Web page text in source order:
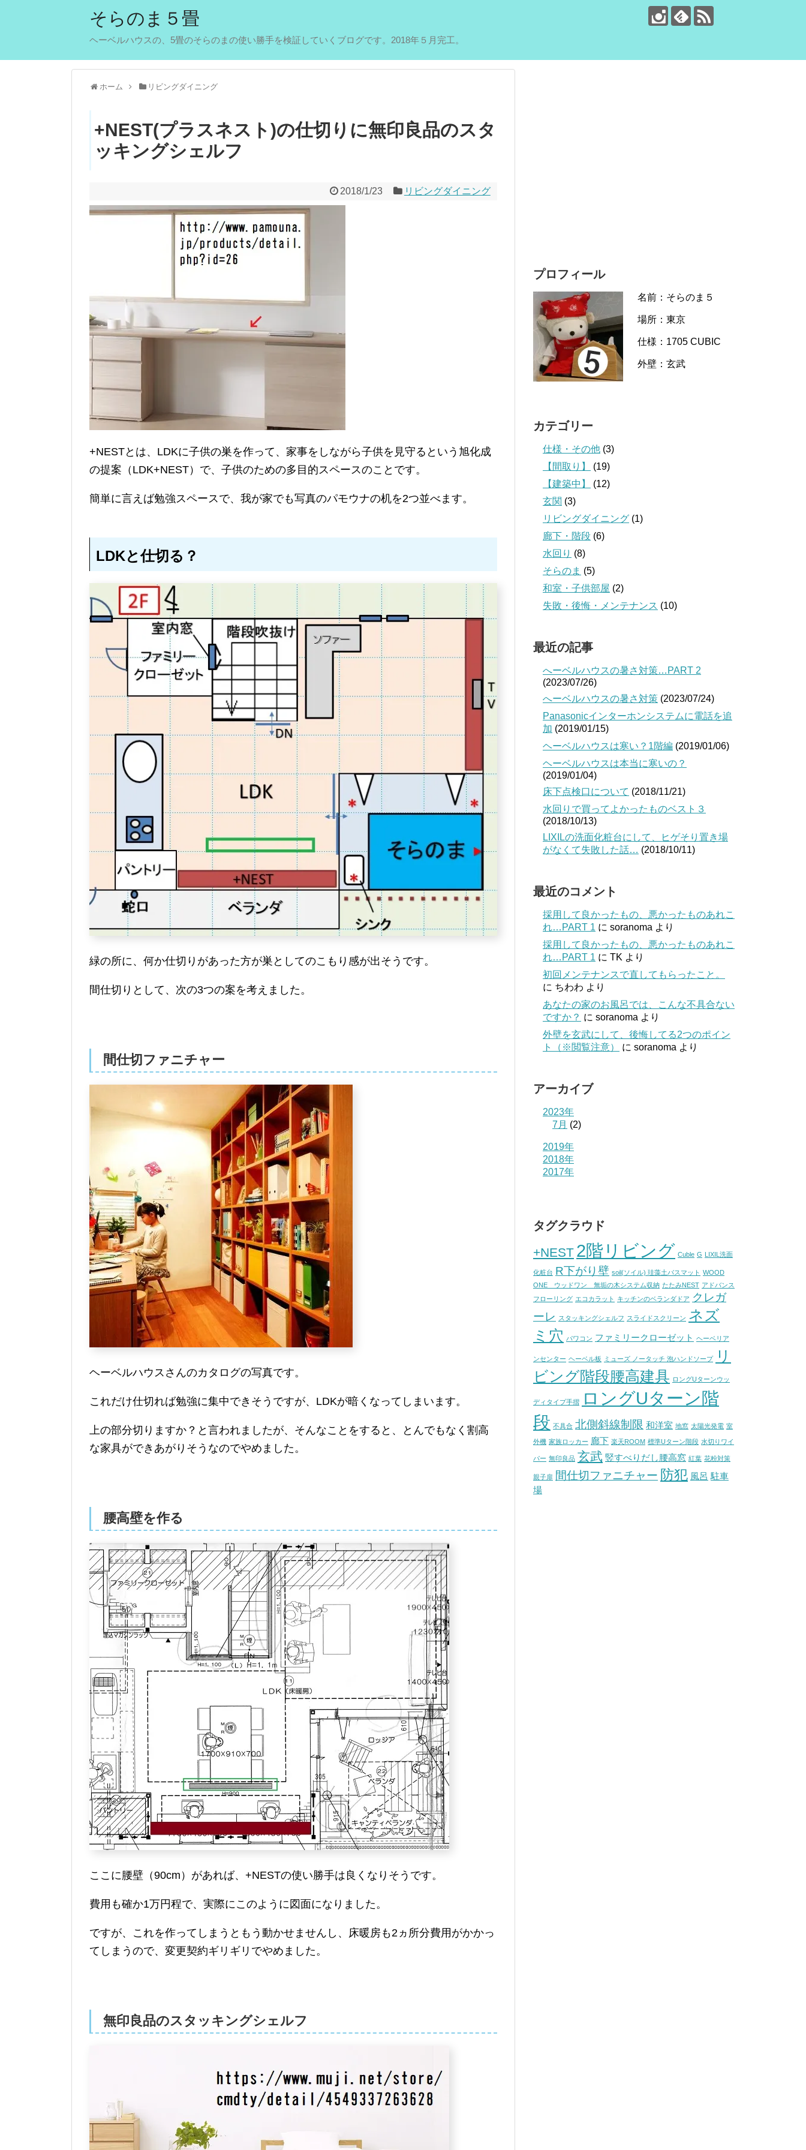
そらのま５畳
ヘーベルハウスの、5畳のそらのまの使い勝手を検証していくブログです。2018年５月完工。
ホーム リビングダイニング
+NEST(プラスネスト)の仕切りに無印良品のスタ
ッキングシェルフ
2018/1/23 リビングダイニング
+NESTとは、LDKに子供の巣を作って、家事をしながら子供を見守るという旭化成
の提案（LDK+NEST）で、子供のための多目的スペースのことです。
簡単に言えば勉強スペースで、我が家でも写真のパモウナの机を2つ並べます。
LDKと仕切る？
緑の所に、何か仕切りがあった方が巣としてのこもり感が出そうです。
間仕切りとして、次の3つの案を考えました。
間仕切ファニチャー
ヘーベルハウスさんのカタログの写真です。
これだけ仕切れば勉強に集中できそうですが、LDKが暗くなってしまいます。
上の部分切りますか？と言われましたが、そんなことをすると、とんでもなく割高
な家具ができあがりそうなのでやめました。
腰高壁を作る
ここに腰壁（90cm）があれば、+NESTの使い勝手は良くなりそうです。
費用も確か1万円程で、実際にこのように図面になりました。
ですが、これを作ってしまうともう動かせませんし、床暖房も2ヵ所分費用がかかっ
てしまうので、変更契約ギリギリでやめました。
無印良品のスタッキングシェルフ
プロフィール
名前：そらのま５
場所：東京
仕様：1705 CUBIC
外壁：玄武
カテゴリー
仕様・その他 (3)
【間取り】
(19)
【建築中】
(12)
玄関 (3)
リビングダイニング (1)
廊下・階段 (6)
水回り (8)
そらのま (5)
和室・子供部屋 (2)
失敗・後悔・メンテナンス (10)
最近の記事
へーベルハウスの暑さ対策…PART 2
(2023/07/26)
へーベルハウスの暑さ対策 (2023/07/24)
Panasonicインターホンシステムに電話を追
加 (2019/01/15)
ヘーベルハウスは寒い？1階編 (2019/01/06)
ヘーベルハウスは本当に寒いの？
(2019/01/04)
床下点検口について (2018/11/21)
水回りで買ってよかったものベスト３
(2018/10/13)
LIXILの洗面化粧台にして、ヒゲそり置き場
がなくて失敗した話… (2018/10/11)
最近のコメント
採用して良かったもの、悪かったものあれこ
れ…PART 1 に soranoma より
採用して良かったもの、悪かったものあれこ
れ…PART 1 に TK より
初回メンテナンスで直してもらったこと。
に ちわわ より
あなたの家のお風呂では、こんな不具合ない
ですか？ に soranoma より
外壁を玄武にして、後悔してる2つのポイン
ト（※閲覧注意）
に soranoma より
アーカイブ
2023年
7月 (2)
2019年
2018年
2017年
タグクラウド
+NEST 2階リビング Cuble G LIXIL洗面
化粧台 R下がり壁 soil(ソイル) 珪藻土バスマット WOOD
ONE ウッドワン 無垢の木システム収納 たたみNEST アドバンス
フローリング エコカラット キッチンのベランダドア クレガ
ーレ スタッキングシェルフ スライドスクリーン ネズ
ミ穴 パワコン ファミリークローゼット ヘーベリア
ンセンター ヘーベル板 ミューズ ノータッチ 泡ハンドソープ
リ
ビング階段腰高建具 ロングUターンウッ
ディタイプ手摺
ロングUターン階
段 不具合 北側斜線制限 和洋室 地窓 太陽光発電 室
外機 家族ロッカー 廊下 楽天ROOM 標準Uターン階段 水切りワイ
パー 無印良品 玄武 竪すべりだし腰高窓 紅葉 花粉対策
親子扉 間仕切ファニチャー 防犯 風呂 駐車
場